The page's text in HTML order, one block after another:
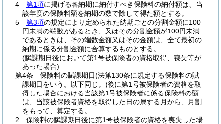
4
第1項に掲げる各納期に納付すべき保険料の納付額は、当
該年度の保険料額を納期の数で除して得た額とする。
5
第3項の規定により定められた納期ごとの分割金額に100
円未満の端数があるとき、又はその分割金額が100円未満
であるときは、その端数金額又はその金額は、全て最初の
納期に係る分割金額に合算するものとする。
(賦課期日後において第1号被保険者の資格取得、喪失等が
あった場合)
第4条
保険料の賦課期日(法第130条に規定する保険料の賦
課期日をいう。以下同じ。)後に第1号被保険者の資格を取
得した場合における当該第1号被保険者に係る保険料の額
は、当該被保険者資格を取得した日の属する月から、月割
をもって、算定する。
2
保険料の賦課期日後に第1号被保険者の資格を喪失した場